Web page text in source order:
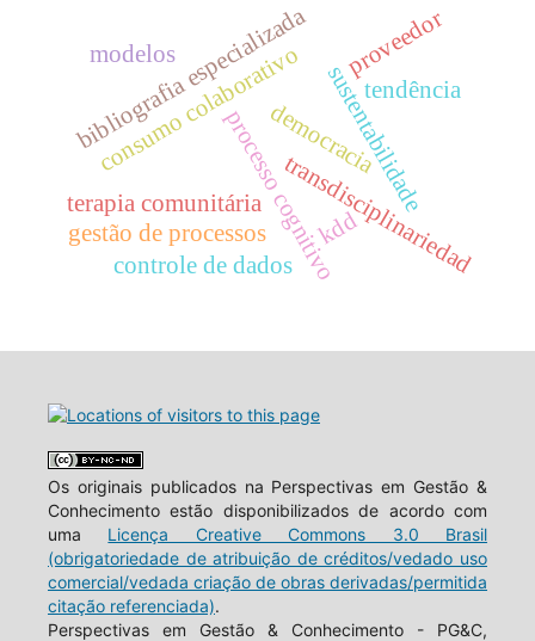
processo cognitivo
consumo colaborativo
bibliografia especializada
transdisciplinariedad
kdd
terapia comunitária sustentabilidade
tendência
democracia
modelos
gestão de processos
controle de dados
proveedor
Os originais publicados na Perspectivas em Gestão &
Conhecimento estão disponibilizados de acordo com
uma Licença Creative Commons 3.0 Brasil
(obrigatoriedade de atribuição de créditos/vedado uso
comercial/vedada criação de obras derivadas/permitida
citação referenciada).
Perspectivas em Gestão & Conhecimento - PG&C,